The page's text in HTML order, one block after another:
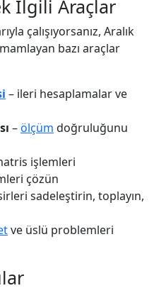
İlgili Araçlar
çalışıyorsanız, Aralık
bazı araçlar
– ileri hesaplamalar ve
–ölçüm doğruluğunu
işlemleri
çözün
sadeleştirin, toplayın,
ve üslü problemleri